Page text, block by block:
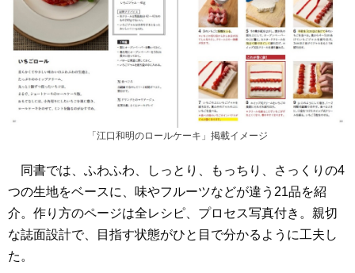
「江口和明のロールケーキ」掲載イメージ
同書では、ふわふわ、しっとり、もっちり、さっくりの4
つの生地をベースに、味やフルーツなどが違う21品を紹
介。作り方のページは全レシピ、プロセス写真付き。親切
な誌面設計で、目指す状態がひと目で分かるように工夫し
た。